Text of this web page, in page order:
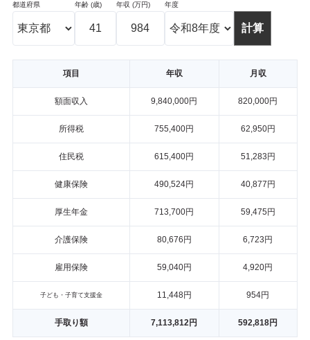
都道府県 年齢 (歳) 年収 (万円) 年度
項目 年収 月収
額面収入 9,840,000円 820,000円
所得税 755,400円 62,950円
住民税 615,400円 51,283円
健康保険 490,524円 40,877円
厚生年金 713,700円 59,475円
介護保険 80,676円 6,723円
雇用保険 59,040円 4,920円
子ども・子育て支援金 11,448円 954円
手取り額 7,113,812円 592,818円